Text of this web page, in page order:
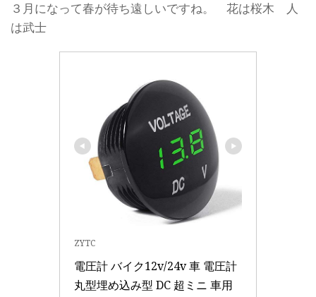
３月になって春が待ち遠しいですね。 花は桜木 人
は武士
ZYTC
電圧計 バイク12v/24v 車 電圧計
丸型埋め込み型 DC 超ミニ 車用